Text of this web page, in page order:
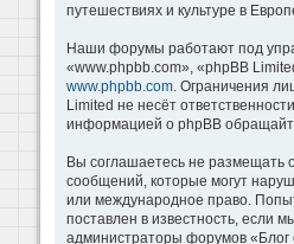
путешествиях и культуре в
Наши форумы работают под
«www.phpbb.com», «phpBB
www.phpbb.com. Ограничения
Limited не несёт
информацией о phpBB
Вы соглашаетесь не размещать
сообщений, которые могут
или международное право.
поставлен в известность, если
администраторы форумов «Блог